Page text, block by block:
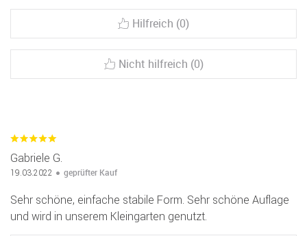
Hilfreich (0)
Nicht hilfreich (0)
Gabriele G.
19.03.2022 geprüfter Kauf
Sehr schöne, einfache stabile Form. Sehr schöne Auflage
und wird in unserem Kleingarten genutzt.